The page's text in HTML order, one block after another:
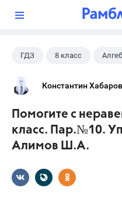
ГДЗ 8 класс
Константин Хабаров
Помогите с
класс. Пар.№10.
Алимов Ш.А.